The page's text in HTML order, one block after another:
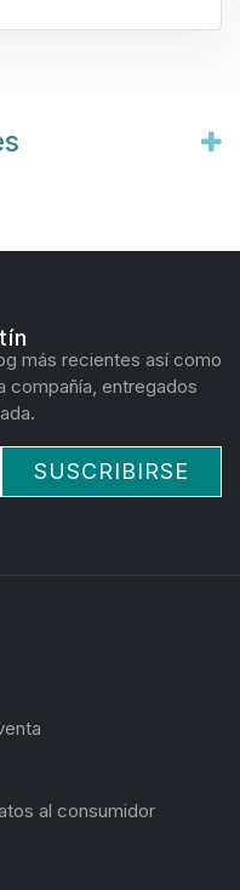
más recientes así como
compañía, entregados
SUSCRIBIRSE
al consumidor